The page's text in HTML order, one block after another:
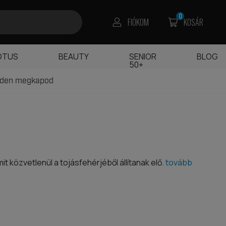
megkapod
közvetlenül a tojásfehérjéből állítanak elő.tovább
FIÓKOM KOSÁR
0
BEAUTY SENIOR
50+
BLOG